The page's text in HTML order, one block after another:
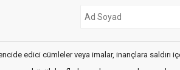
edici cümleler veya imalar, inançlara saldırı